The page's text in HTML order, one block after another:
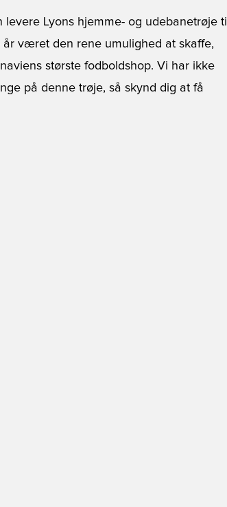
Lyons hjemme- og udebanetrøje til
været den rene umulighed at skaffe,
største fodboldshop. Vi har ikke
på denne trøje, så skynd dig at få